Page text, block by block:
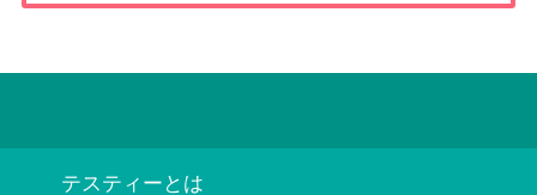
テスティーとは